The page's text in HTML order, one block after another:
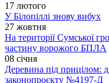
17 лютого
У Білопіллі знову вибух
27 жовтня
На території Сумської
частину ворожого БПЛА
08 січня
Деревина під прицілом:
законопроєкту №4197-Д